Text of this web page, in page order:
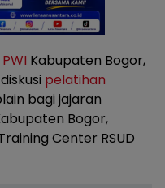
PWI Kabupaten Bogor,
pelatihan
bagi jajaran
Bogor,
Center RSUD